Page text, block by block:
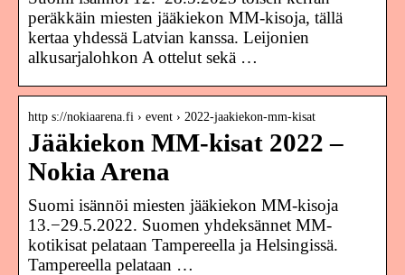
peräkkäin miesten jääkiekon MM-kisoja, tällä
kertaa yhdessä Latvian kanssa. Leijonien
alkusarjalohkon A ottelut sekä …
http s://nokiaarena.fi › event › 2022-jaakiekon-mm-kisat
Jääkiekon MM-kisat 2022 –
Nokia Arena
Suomi isännöi miesten jääkiekon MM-kisoja
13.−29.5.2022. Suomen yhdeksännet MM-
kotikisat pelataan Tampereella ja Helsingissä.
Tampereella pelataan …